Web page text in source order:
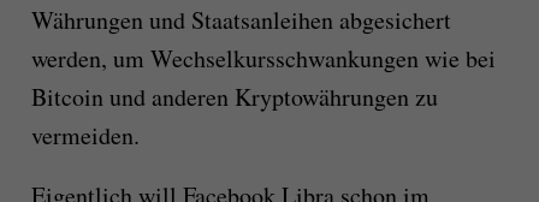
Währungen und Staatsanleihen abgesichert
werden, um Wechselkursschwankungen wie bei
Bitcoin und anderen Kryptowährungen zu
vermeiden.